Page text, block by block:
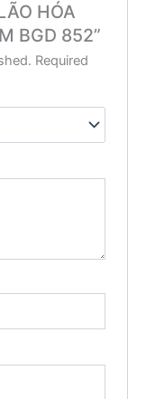
HÓA
BGD 852”
Required